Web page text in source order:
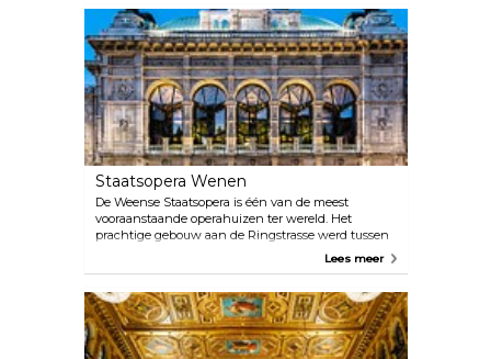
barokke altaar en de renaissancistische decoraties.
Boek een complete rondleiding door de kathedraal,
bezoek de diepe catacomben of beklim de 136 m
hoge toren. Wanneer op oudejaarsavond de
Pummerin luidt, de grootste klok in Oostenrijk,
wordt dit zelfs op tv uitgezonden.
Staatsopera Wenen
De Weense Staatsopera is één van de meest
vooraanstaande operahuizen ter wereld. Het
prachtige gebouw aan de Ringstrasse werd tussen
1861 en 1869 door August Siccardsburg en Eduard
achter de schermen gebeurt en de architecturale
pracht van dit neorenaissancistische meesterwerk
bewonderen tijdens één van de 40 minuten
durende rondleidingen.
Lees meer